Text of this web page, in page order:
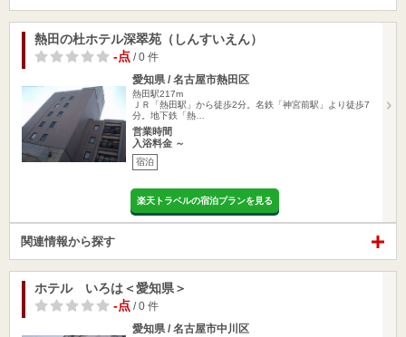
熱田の杜ホテル深翠苑（しんすいえん）
-点 / 0 件
愛知県 / 名古屋市熱田区
熱田駅217m
ＪＲ「熱田駅」から徒歩2分。名鉄「神宮前駅」より徒歩7
分。地下鉄「熱…
営業時間
入浴料金 ～
宿泊
楽天トラベルの宿泊プランを見る
関連情報から探す
ホテル いろは＜愛知県＞
-点 / 0 件
愛知県 / 名古屋市中川区